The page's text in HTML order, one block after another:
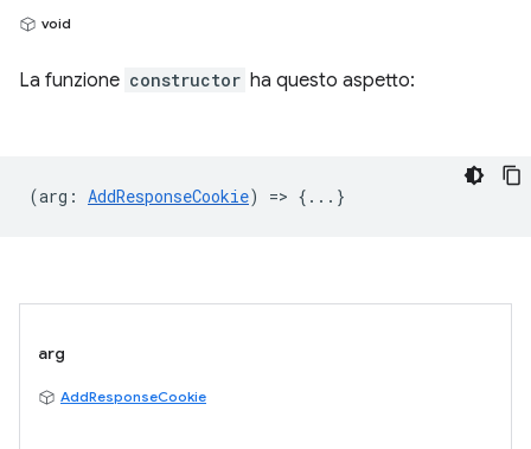
void
La funzione constructor ha questo aspetto:
(arg : AddResponseCookie) => {...}
arg
AddResponseCookie